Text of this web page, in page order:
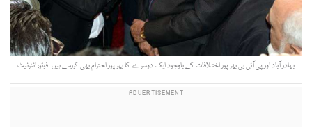
بہادر آباد اور پی آئی بی بھرپور اختلافات کے باوجود ایک دوسرے کا بھرپور احترام بھی کررہے ہیں۔ فوٹو: انٹرنیٹ